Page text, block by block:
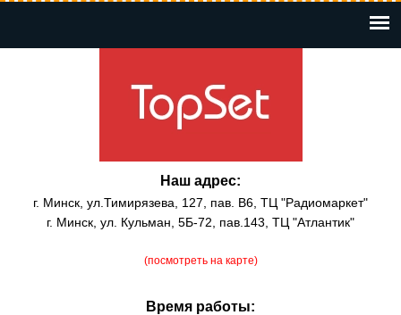
содержанию
Наш адрес:
г. Минск, ул.Тимирязева, 127, пав. В6, ТЦ "Радиомаркет"
г. Минск, ул. Кульман, 5Б-72, пав.143, ТЦ "Атлантик"
(посмотреть на карте)
Время работы: